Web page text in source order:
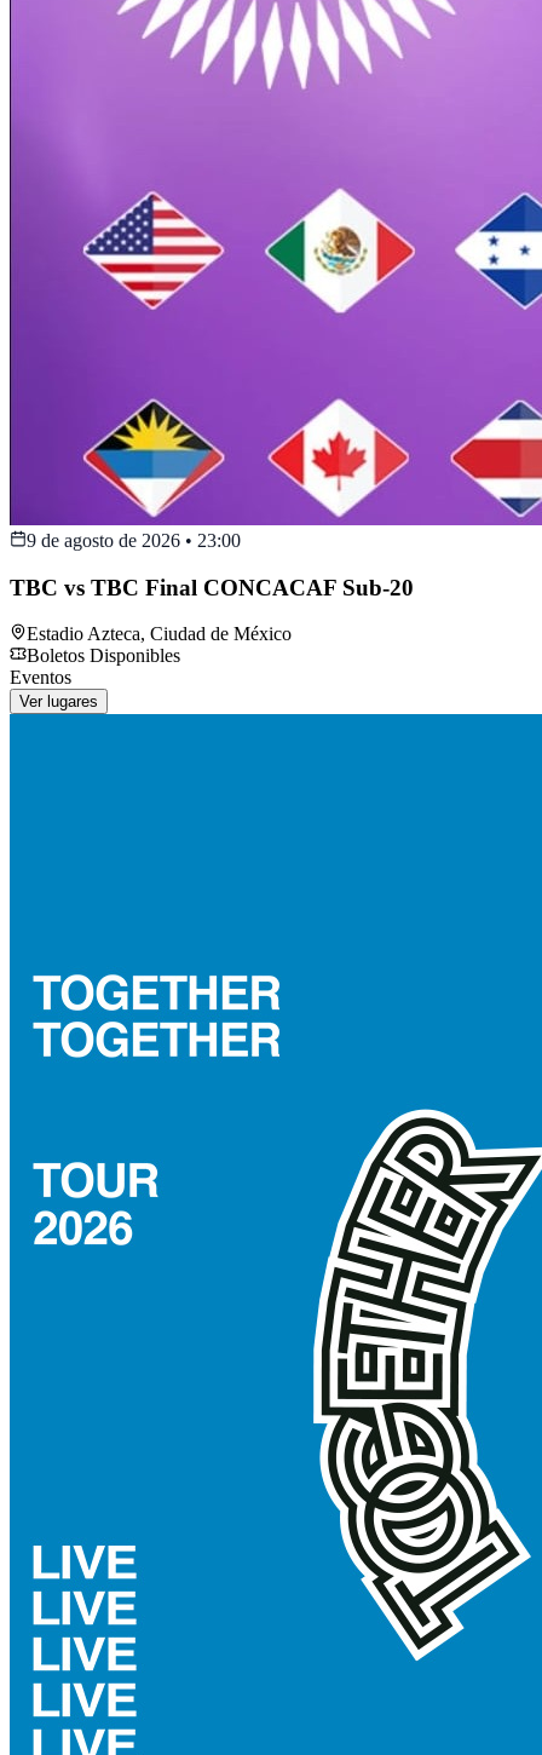
9 de agosto de 2026 • 23:00
TBC vs TBC Final CONCACAF Sub-20
Estadio Azteca, Ciudad de México
Boletos Disponibles
Eventos
Ver lugares